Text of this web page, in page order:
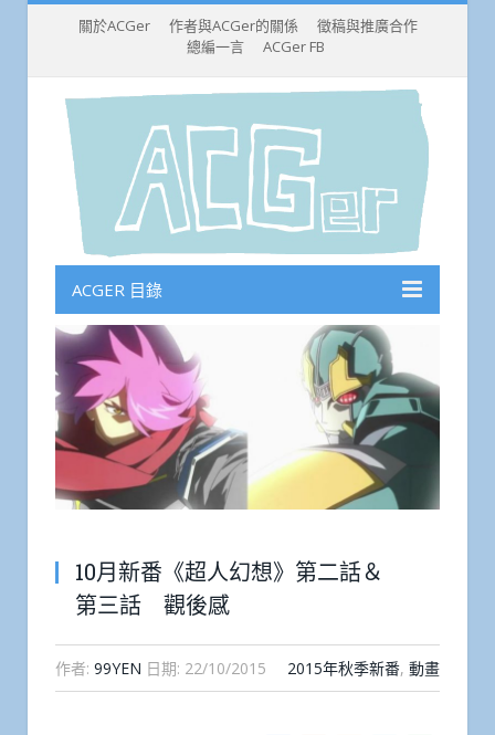
關於ACGer 作者與ACGer的關係
徵稿與推廣合作
總編一言
ACGer FB
ACGER 目錄
10月新番《超人幻想》第二話＆
第三話 觀後感
作者: 99YEN 日期: 22/10/2015 2015年秋季新番, 動畫